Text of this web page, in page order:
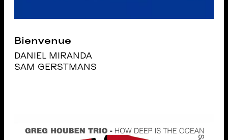
Bienvenue
DANIEL MIRANDA
SAM GERSTMANS